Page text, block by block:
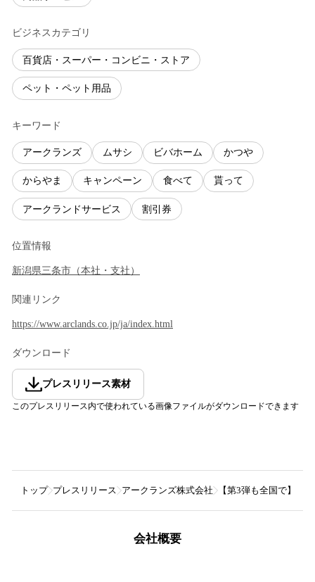
ビジネスカテゴリ
百貨店・スーパー・コンビニ・ストア
ペット・ペット用品
キーワード
アークランズ ムサシ ビバホーム かつや
からやま キャンペーン 食べて 貰って
アークランドサービス 割引券
位置情報
新潟県三条市 （本社・支社 ）
関連リンク
https://www.arclands.co.jp/ja/index.html
ダウンロード
プレスリリース素材
このプレスリリース内で使われている画像ファイルがダウンロードできます
トップ プレスリリース アークランズ株式会社 【第3弾も全国で】く
会社概要